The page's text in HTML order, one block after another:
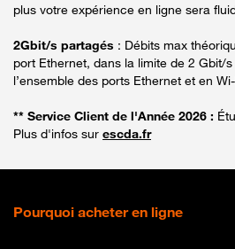
plus votre expérience en ligne sera
2Gbit/s partagés : Débits max
port Ethernet, dans la limite de 2 Gbit/
l’ensemble des ports Ethernet et en
** Service Client de l'Année 2026 :
Plus d'infos sur escda.fr
Pourquoi acheter en ligne